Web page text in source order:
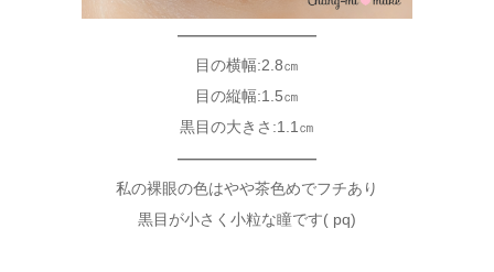
—————————
目の横幅:2.8㎝
目の縦幅:1.5㎝
黒目の大きさ:1.1㎝
—————————
私の裸眼の色はやや茶色めでフチあり
黒目が小さく小粒な瞳です( pq)